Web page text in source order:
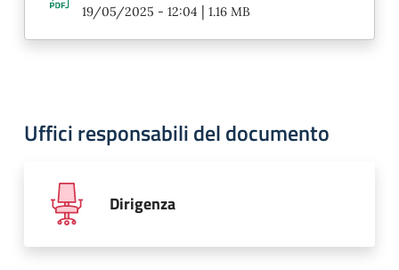
19/05/2025 - 12:04 | 1.16 MB
Uffici responsabili del documento
Dirigenza